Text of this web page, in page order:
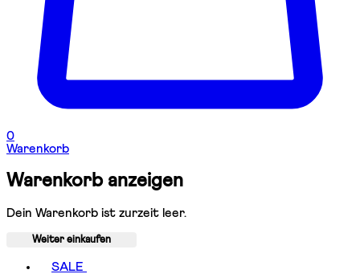
0
Warenkorb
Warenkorb anzeigen
Dein Warenkorb ist zurzeit leer.
Weiter einkaufen
SALE